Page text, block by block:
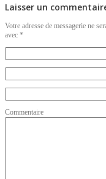
Laisser un
Votre adresse de messagerie ne
avec *
Commentaire